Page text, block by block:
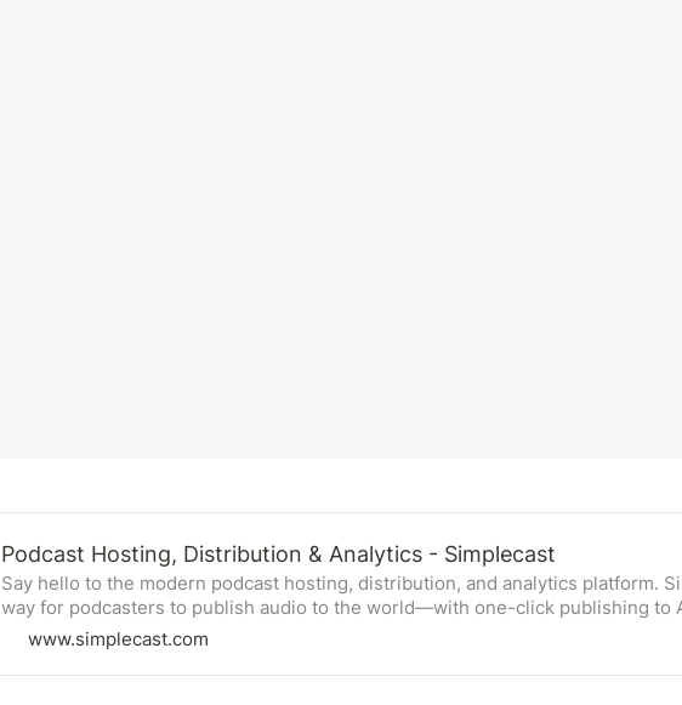
Podcast Hosting, Distribution & Analytics - Simplecast
Say hello to the modern podcast hosting, distribution, and analytics platform.
way for podcasters to publish audio to the world—with one-click publishing to
wherever your audience listens.
www.simplecast.com